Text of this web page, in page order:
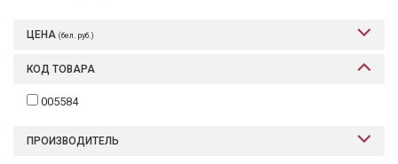
Декор
Бренды
ЦЕНА (бел. руб.)
КОД ТОВАРА
005584
ПРОИЗВОДИТЕЛЬ